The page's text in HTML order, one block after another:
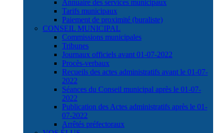
Annuaire des services municipaux
Tarifs municipaux
Paiement de proximité (buraliste)
CONSEIL MUNICIPAL
Commissions municipales
Tribunes
Journaux officiels avant 01-07-2022
Procès-verbaux
Recueils des actes administratifs avant le 01-07-
2022
Séances du Conseil municipal après le 01-07-
2022
Publication des Actes administratifs après le 01-
07-2022
Arrêtés préfectoraux